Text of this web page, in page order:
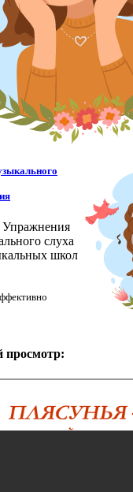
Упражнения
слуха
школ
просмотр: